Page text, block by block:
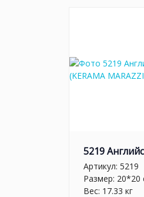
5219
Артикул: 5219
Размер: 20*20
Вес: 17.33 кг